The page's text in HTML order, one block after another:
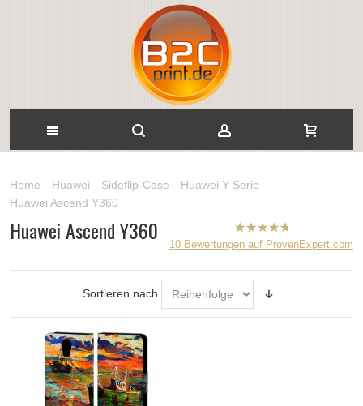
Home Huawei Sideflip-Case
Huawei Y Serie
Huawei Ascend Y360
B2CPrint
hat5von
5
Sternen |
10 Bewertungen auf ProvenExpert.com
Huawei Ascend Y360
Sortieren nach